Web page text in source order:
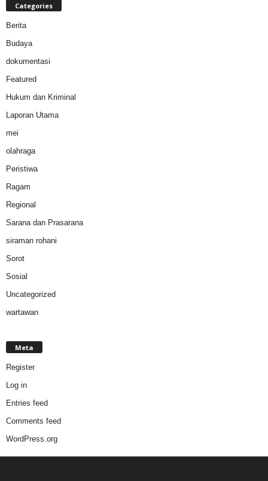
Categories
Berita
Budaya
dokumentasi
Featured
Hukum dan Kriminal
Laporan Utama
mei
olahraga
Peristiwa
Ragam
Regional
Sarana dan Prasarana
siraman rohani
Sorot
Sosial
Uncategorized
wartawan
Meta
Register
Log in
Entries feed
Comments feed
WordPress.org